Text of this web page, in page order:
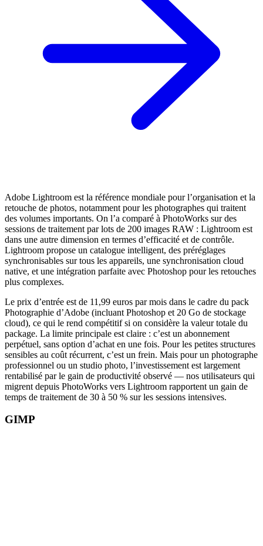
Adobe Lightroom est la référence mondiale pour l’organisation et la
retouche de photos, notamment pour les photographes qui traitent
des volumes importants. On l’a comparé à PhotoWorks sur des
sessions de traitement par lots de 200 images RAW : Lightroom est
dans une autre dimension en termes d’efficacité et de contrôle.
Lightroom propose un catalogue intelligent, des préréglages
synchronisables sur tous les appareils, une synchronisation cloud
native, et une intégration parfaite avec Photoshop pour les retouches
plus complexes.
Le prix d’entrée est de 11,99 euros par mois dans le cadre du pack
Photographie d’Adobe (incluant Photoshop et 20 Go de stockage
cloud), ce qui le rend compétitif si on considère la valeur totale du
package. La limite principale est claire : c’est un abonnement
perpétuel, sans option d’achat en une fois. Pour les petites structures
sensibles au coût récurrent, c’est un frein. Mais pour un photographe
professionnel ou un studio photo, l’investissement est largement
rentabilisé par le gain de productivité observé — nos utilisateurs qui
migrent depuis PhotoWorks vers Lightroom rapportent un gain de
temps de traitement de 30 à 50 % sur les sessions intensives.
GIMP